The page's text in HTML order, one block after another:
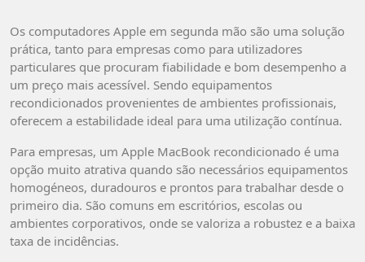
Os computadores Apple em segunda mão são uma solução
prática, tanto para empresas como para utilizadores
particulares que procuram fiabilidade e bom desempenho a
um preço mais acessível. Sendo equipamentos
recondicionados provenientes de ambientes profissionais,
oferecem a estabilidade ideal para uma utilização contínua.
Para empresas, um Apple MacBook recondicionado é uma
opção muito atrativa quando são necessários equipamentos
homogéneos, duradouros e prontos para trabalhar desde o
primeiro dia. São comuns em escritórios, escolas ou
ambientes corporativos, onde se valoriza a robustez e a baixa
taxa de incidências.